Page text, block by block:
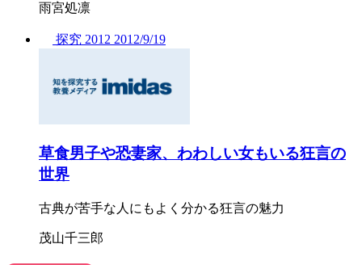
雨宮処凛
探究 2012 2012/9/19
草食男子や恐妻家、わわしい女もいる狂言の
世界
古典が苦手な人にもよく分かる狂言の魅力
茂山千三郎